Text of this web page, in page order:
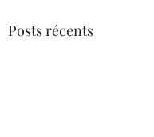
Posts récents